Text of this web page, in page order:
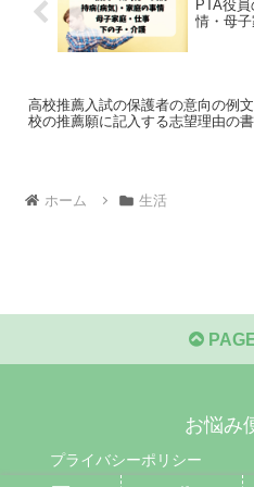
PTA役
情・母
高校推薦入試の保護者の意向の例
校の推薦願に記入する志望理由の
ホーム 生活
お悩み
プライバシーポリシー